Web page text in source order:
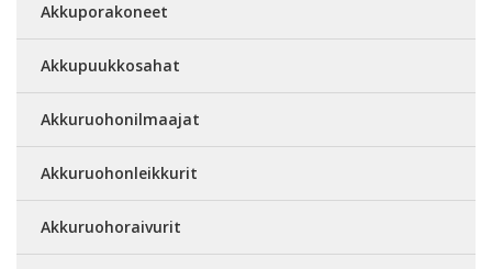
Akkuporakoneet
Akkupuukkosahat
Akkuruohonilmaajat
Akkuruohonleikkurit
Akkuruohoraivurit